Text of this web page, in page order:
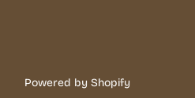
Powered by Shopify